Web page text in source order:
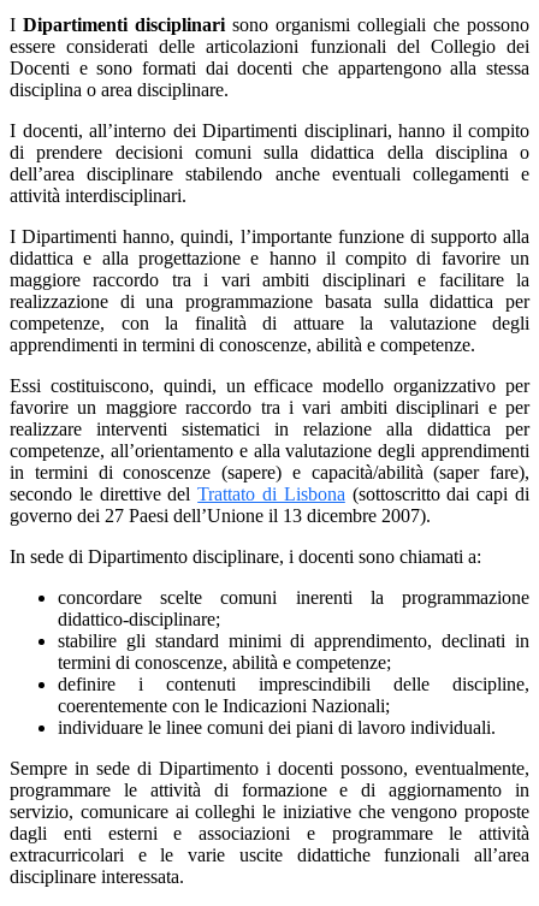
I Dipartimenti disciplinari sono organismi collegiali che possono
essere considerati delle articolazioni funzionali del Collegio dei
Docenti e sono formati dai docenti che appartengono alla stessa
disciplina o area disciplinare.
I docenti, all’interno dei Dipartimenti disciplinari, hanno il compito
di prendere decisioni comuni sulla didattica della disciplina o
dell’area disciplinare stabilendo anche eventuali collegamenti e
attività interdisciplinari.
I Dipartimenti hanno, quindi, l’importante funzione di supporto alla
didattica e alla progettazione e hanno il compito di favorire un
maggiore raccordo tra i vari ambiti disciplinari e facilitare la
realizzazione di una programmazione basata sulla didattica per
competenze, con la finalità di attuare la valutazione degli
apprendimenti in termini di conoscenze, abilità e competenze.
Essi costituiscono, quindi, un efficace modello organizzativo per
favorire un maggiore raccordo tra i vari ambiti disciplinari e per
realizzare interventi sistematici in relazione alla didattica per
competenze, all’orientamento e alla valutazione degli apprendimenti
in termini di conoscenze (sapere) e capacità/abilità (saper fare),
secondo le direttive delTrattato di Lisbona (sottoscritto dai capi di
governo dei 27 Paesi dell’Unione il 13 dicembre 2007).
In sede di Dipartimento disciplinare, i docenti sono chiamati a:
concordare scelte comuni inerenti la programmazione
didattico-disciplinare;
stabilire gli standard minimi di apprendimento, declinati in
termini di conoscenze, abilità e competenze;
definire i contenuti imprescindibili delle discipline,
coerentemente con le Indicazioni Nazionali;
individuare le linee comuni dei piani di lavoro individuali.
Sempre in sede di Dipartimento i docenti possono, eventualmente,
programmare le attività di formazione e di aggiornamento in
servizio, comunicare ai colleghi le iniziative che vengono proposte
dagli enti esterni e associazioni e programmare le attività
extracurricolari e le varie uscite didattiche funzionali all’area
disciplinare interessata.